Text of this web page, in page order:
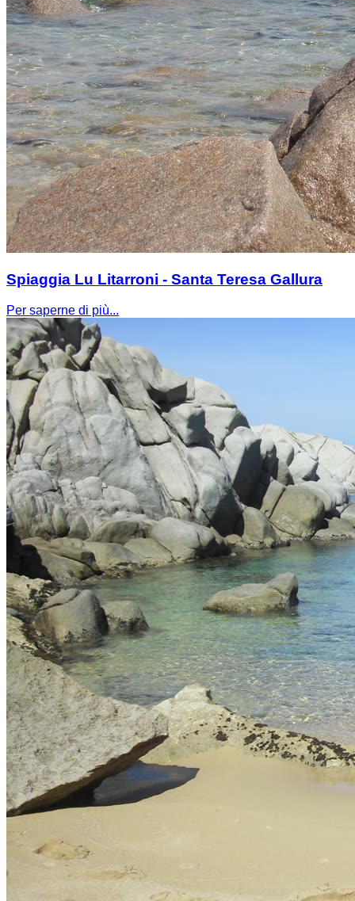
Spiaggia Lu Litarroni - Santa Teresa Gallura
Per saperne di più...